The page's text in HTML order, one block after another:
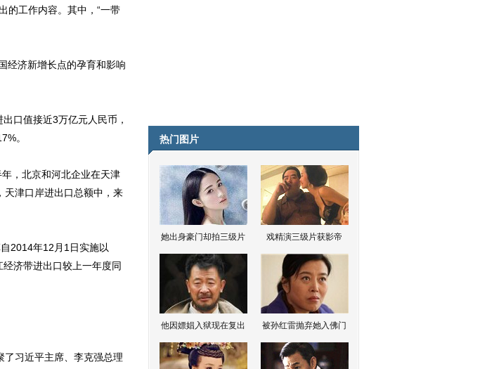
的工作内容。其中，“一带
济新增长点的孕育和影响
口值接近3万亿元人民币，
。
，北京和河北企业在天津
天津口岸进出口总额中，来
2014年12月1日实施以
济带进出口较上一年度同
习近平主席、李克强总理
热门图片
她出身豪门却拍三级片 戏精演三级片获影帝
他因嫖娼入狱现在复出 被孙红雷抛弃她入佛门